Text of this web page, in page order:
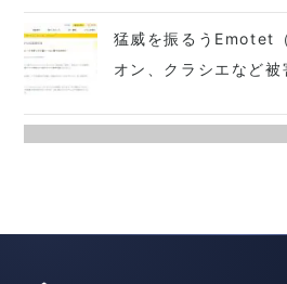
猛威を振るうEmotet
オン、クラシエなど被